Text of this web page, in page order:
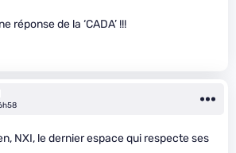
réponse de la ‘CADA’ !!!
NXI, le dernier espace qui respecte ses